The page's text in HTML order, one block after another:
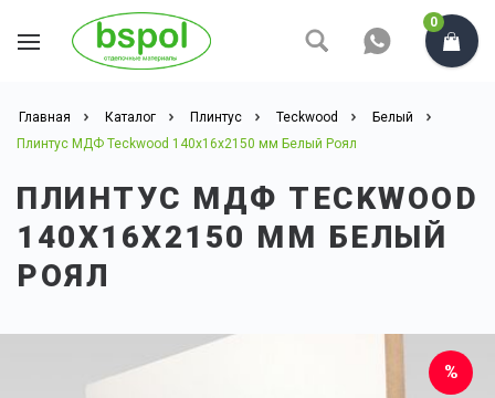
0
Главная Каталог Плинтус Teckwood
Белый
Плинтус МДФ Teckwood 140x16x2150 мм Белый Роял
ПЛИНТУС МДФ TECKWOOD
140X16X2150 ММ БЕЛЫЙ
РОЯЛ